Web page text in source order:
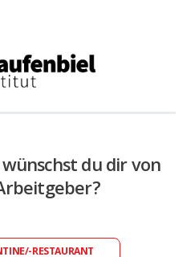
du dir von
RESTAURANT